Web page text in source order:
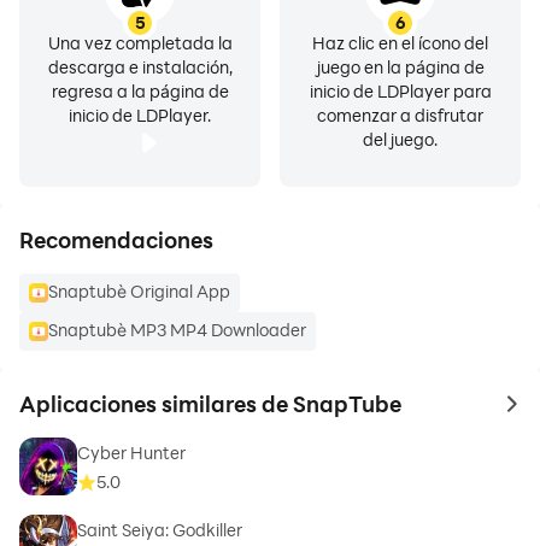
5
Una vez completada la
descarga e instalación,
regresa a la página de
inicio de LDPlayer.
6
Haz clic en el ícono del
juego en la página de
inicio de LDPlayer para
comenzar a disfrutar
del juego.
Recomendaciones
Snaptubè Original App
Snaptubè MP3 MP4 Downloader
Aplicaciones similares de SnapTube to
Cyber Hunter
5.0
Saint Seiya: Godkiller